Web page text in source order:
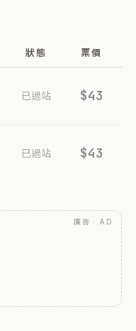
狀態 票價
已過站 $43
已過站 $43
廣告 · AD